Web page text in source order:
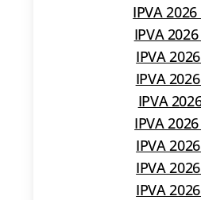
IPVA 2026
IPVA
IPVA
IPVA
IPVA
IPVA
IPVA
IPVA
IPVA